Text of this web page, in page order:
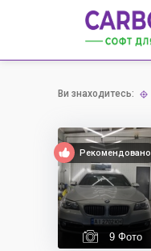
Ви знаходитесь:
Рекомендовано
9 Фото